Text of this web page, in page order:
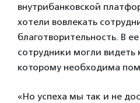
внутрибанковской
хотели вовлекать
благотворительность. В
сотрудники могли видеть
которому необходима
«Но успеха мы так и не